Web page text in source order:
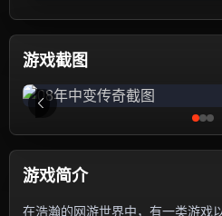
游戏截图
游戏简介
在浩瀚的网游世界中，有一类游戏